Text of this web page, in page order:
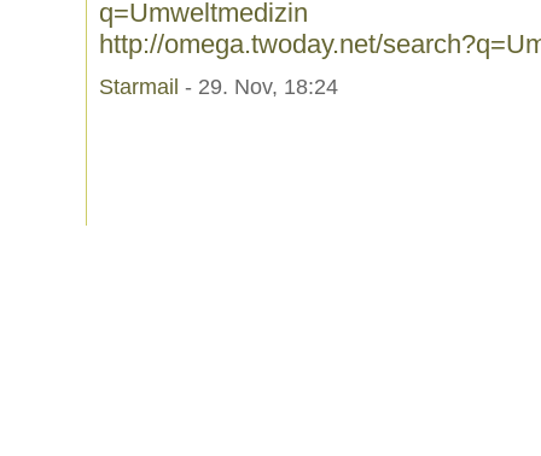
q=Umweltmedizin
http://omega.twoday.net/
Starmail - 29. Nov, 18:24